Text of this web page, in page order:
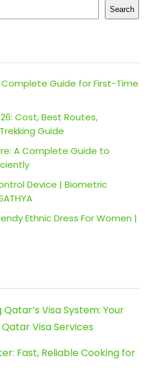
Search
Complete Guide for First-Time
Cost, Best Routes,
Guide
A Complete Guide to
Device | Biometric
Ethnic Dress For Women |
Visa System: Your
Visa Services
Fast, Reliable Cooking for